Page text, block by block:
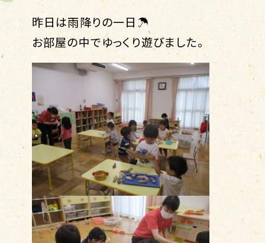
昨日は雨降りの一日☂
お部屋の中でゆっくり遊びました。